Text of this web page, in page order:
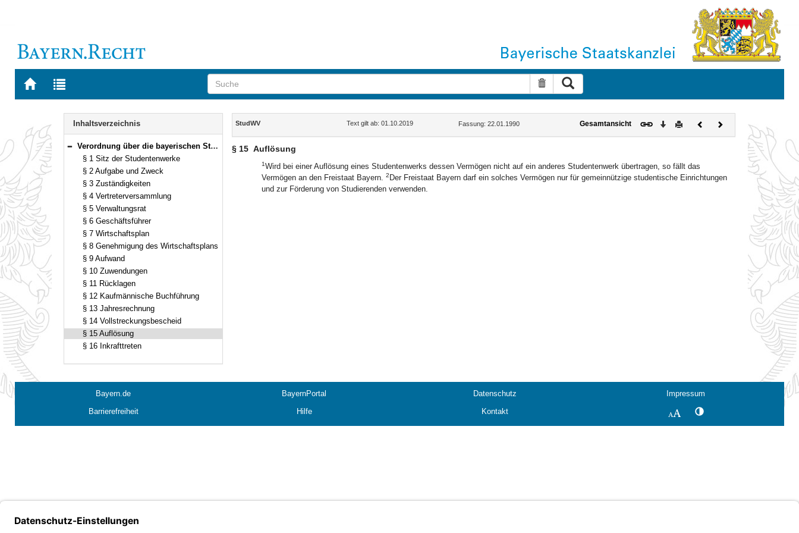
Zur
BAYERN.RECHT
Zur
letzten
Suche zurücksetzen
Navigation
Inhaltsverzeichnis
Bereich reduzieren
Verordnung über die bayerischen Studentenwerke (StudWV) In der Fassung der Bekanntmachung vom 22. Januar 1990 (GVBl. S. 42) BayRS 2210-1-1-7-1-WK (§§ 1–16)
§ 1 Sitz der Studentenwerke
§ 2 Aufgabe und Zweck
§ 3 Zuständigkeiten
§ 4 Vertreterversammlung
§ 5 Verwaltungsrat
§ 6 Geschäftsführer
§ 7 Wirtschaftsplan
§ 8 Genehmigung des Wirtschaftsplans
§ 9 Aufwand
§ 10 Zuwendungen
§ 11 Rücklagen
§ 12 Kaufmännische Buchführung
§ 13 Jahresrechnung
§ 14 Vollstreckungsbescheid
§ 15 Auflösung
§ 16 Inkrafttreten
Inhalt
StudWV Text gilt ab: 01.10.2019 Fassung: 22.01.1990 Gesamtansicht Download
DruckenVorherigesNächstes
Dokument
§ 15 Auflösung
1Wird bei einer Auflösung eines Studentenwerks dessen Vermögen nicht auf ein anderes Studentenwerk übertragen, so fällt das
Vermögen an den Freistaat Bayern. 2 Der Freistaat Bayern darf ein solches Vermögen nur für gemeinnützige studentische Einrichtungen
und zur Förderung von Studierenden verwenden.
Bayern.de BayernPortal Datenschutz
Impressum
Barrierefreiheit
Hilfe Kontakt SchriftgrößeKontrastwechsel